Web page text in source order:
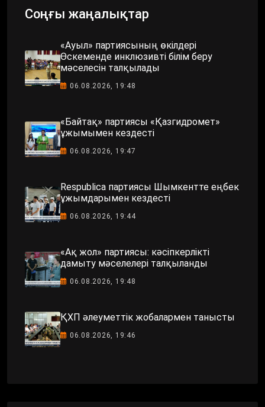
Соңғы жаңалықтар
«Ауыл» партиясының өкілдері
Өскеменде инклюзивті білім беру
мәселесін талқылады
06.08.2026, 19:48
«Байтақ» партиясы «Қазгидромет»
ұжымымен кездесті
06.08.2026, 19:47
Respublica партиясы Шымкентте еңбек
ұжымдарымен кездесті
06.08.2026, 19:44
«Ақ жол» партиясы: кәсіпкерлікті
дамыту мәселелері талқыланды
06.08.2026, 19:48
ҚХП әлеуметтік жобалармен танысты
06.08.2026, 19:46